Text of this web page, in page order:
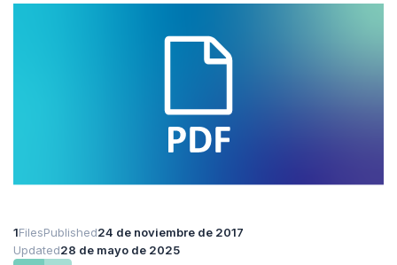
1FilesPublished24 de noviembre de 2017
Updated28 de mayo de 2025